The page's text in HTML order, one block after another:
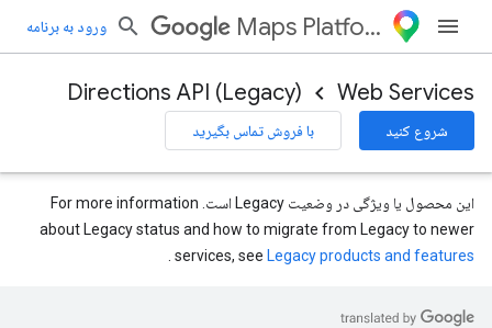
Maps Platform ورود به برنامه
Web Services
Directions API (Legacy)
شروع کنید با فروش تماس بگیرید
این محصول یا ویژگی در وضعیت Legacy است. For more information
about Legacy status and how to migrate from Legacy to newer
services, see Legacy products and features